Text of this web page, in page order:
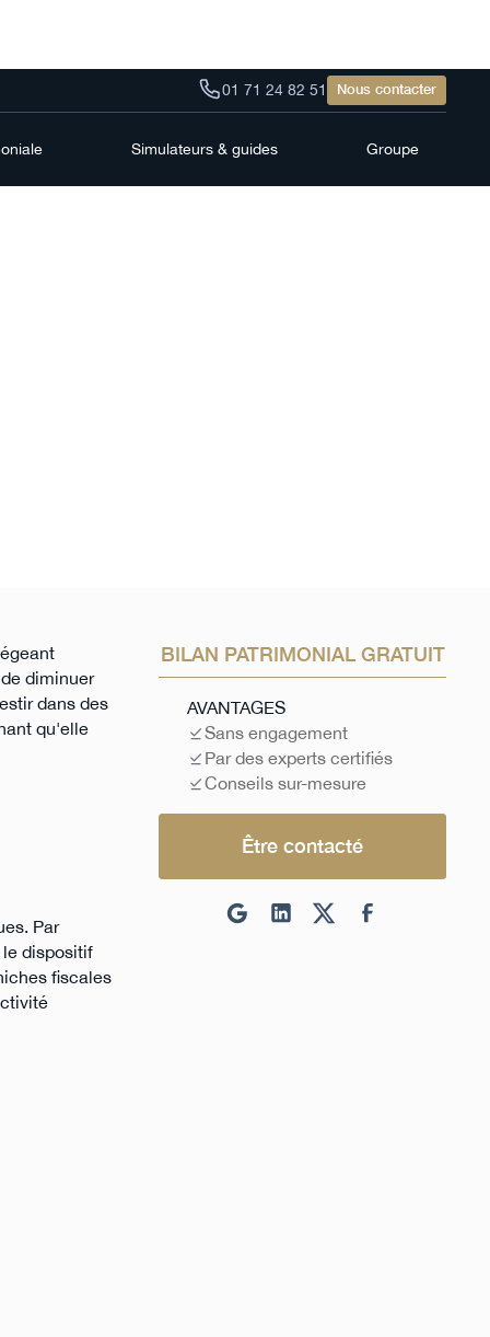
01 71 24 82 51 Nous contacter
Simulateurs & guides Groupe
diminuer
dans des
qu'elle
Par
dispositif
fiscales
BILAN PATRIMONIAL GRATUIT
AVANTAGES
Sans engagement
Par des experts certifiés
Conseils sur-mesure
Être contacté